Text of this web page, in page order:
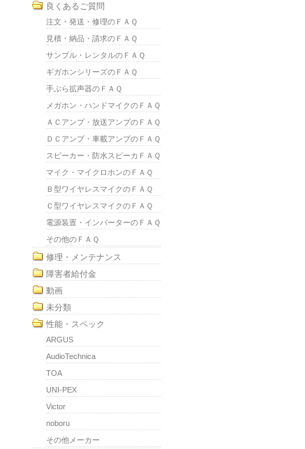
良くあるご質問
注文・発送・修理のＦＡＱ
見積・納品・請求のＦＡＱ
サンプル・レンタルのＦＡＱ
ギガホンシリーズのＦＡＱ
手ぶら拡声器のＦＡＱ
メガホン・ハンドマイクのＦＡＱ
ＡＣアンプ・放送アンプのＦＡＱ
ＤＣアンプ・車載アンプのＦＡＱ
スピーカー・防水スピーカＦＡＱ
マイク・マイクロホンのＦＡＱ
Ｂ型ワイヤレスマイクのＦＡＱ
Ｃ型ワイヤレスマイクのＦＡＱ
電源装置・インバーターのＦＡＱ
その他のＦＡＱ
修理・メンテナンス
障害者給付金
動画
未分類
性能・スペック
ARGUS
AudioTechnica
TOA
UNI-PEX
Victor
noboru
その他メーカー